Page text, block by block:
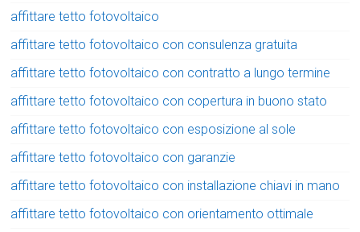
affittare tetto fotovoltaico
affittare tetto fotovoltaico con consulenza gratuita
affittare tetto fotovoltaico con contratto a lungo termine
affittare tetto fotovoltaico con copertura in buono stato
affittare tetto fotovoltaico con esposizione al sole
affittare tetto fotovoltaico con garanzie
affittare tetto fotovoltaico con installazione chiavi in mano
affittare tetto fotovoltaico con orientamento ottimale